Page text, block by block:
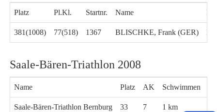
Platz Pl.Kl. Startnr. Name
381(1008) 77(518) 1367 BLISCHKE, Frank (GER)
Saale-Bären-Triathlon 2008
Name Platz AK Schwimmen
Saale-Bären-Triathlon Bernburg 33 7 1 km